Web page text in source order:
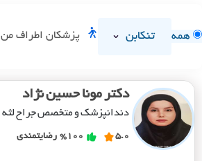
همه تنکابن پزشکان اطراف من
دکتر مونا حسین نژاد
دندانپزشک و متخصص جراح لثه
5.0
%100 رضایتمندی